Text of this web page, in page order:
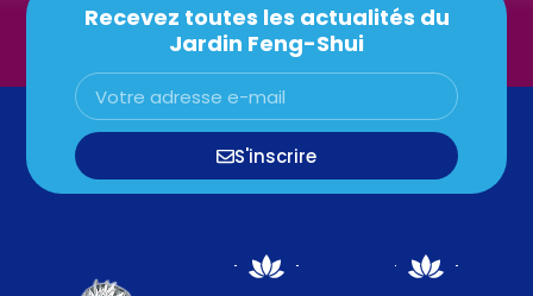
Recevez toutes les actualités du
Jardin Feng-Shui
S'inscrire